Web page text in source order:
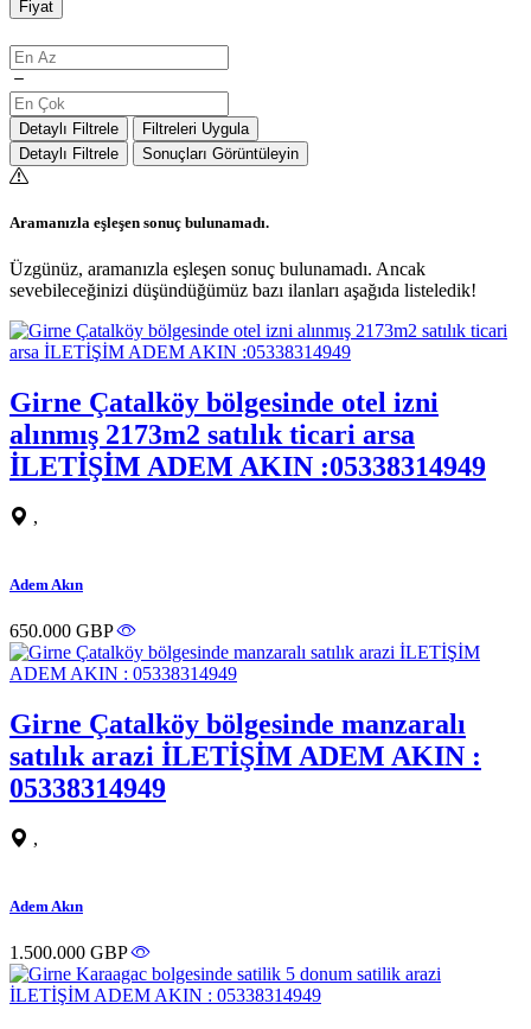
Fiyat
Detaylı Filtrele
Filtreleri Uygula
Detaylı Filtrele
Sonuçları Görüntüleyin
Aramanızla eşleşen sonuç bulunamadı.
Üzgünüz, aramanızla eşleşen sonuç bulunamadı. Ancak
sevebileceğinizi düşündüğümüz bazı ilanları aşağıda listeledik!
Girne Çatalköy bölgesinde otel izni
alınmış 2173m2 satılık ticari arsa
İLETİŞİM ADEM AKIN :05338314949
,
Adem Akın
650.000 GBP
Girne Çatalköy bölgesinde manzaralı
satılık arazi İLETİŞİM ADEM AKIN :
05338314949
,
Adem Akın
1.500.000 GBP